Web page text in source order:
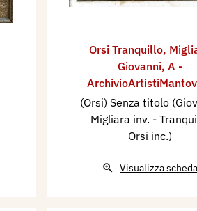
Orsi Tranquillo,
Giovanni, A -
(Orsi) Senza titolo
Migliara inv. -
Orsi inc.)
Visualizza scheda